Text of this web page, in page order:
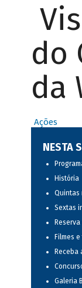
do
da
Ações
NESTA
História
Quintas
Sextas
Filmes
Receba
Galeria